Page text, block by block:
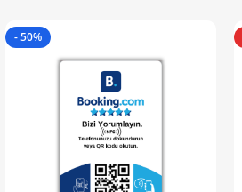
- 50%